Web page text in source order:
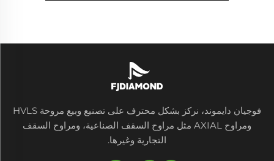
فوجيان دايموند، نركز بشكل محترف على تصنيع وبيع مروحة HVLS
ومراوح AXIAL مثل مراوح السقف الصناعية، ومراوح السقف
التجارية وغيرها.